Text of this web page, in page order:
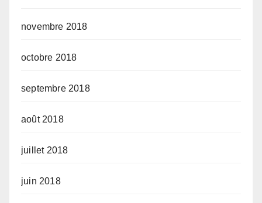
novembre 2018
octobre 2018
septembre 2018
août 2018
juillet 2018
juin 2018